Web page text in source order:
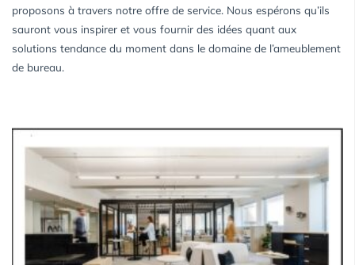
proposons à travers notre offre de service. Nous espérons qu’ils
sauront vous inspirer et vous fournir des idées quant aux
solutions tendance du moment dans le domaine de l’ameublement
de bureau.